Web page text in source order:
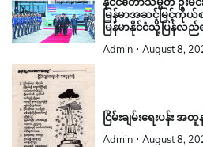
မြန်မာအဆင့်မြင့်ကို
မြန်မာနိုင်ငံသို့ပြန်လ
Admin August 8,
ငြိမ်းချမ်းရေးပန်း အတူ
Admin August 8,